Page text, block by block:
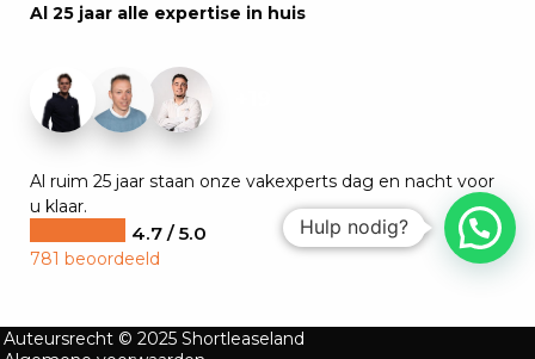
Al 25 jaar alle expertise in huis
Al ruim 25 jaar staan onze vakexperts dag en nacht voor
u klaar.
4.7 / 5.0
781 beoordeeld
Auteursrecht © 2025 Shortleaseland
Hulp nodig?